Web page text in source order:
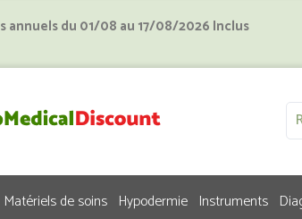
annuels du 01/08 au 17/08/2026 Inclus
Matériels de soins Hypodermie Instruments